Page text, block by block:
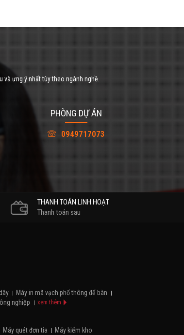
và ưng ý nhất tùy theo ngành nghề.
PHÒNG DỰ ÁN
0949717073
THANH TOÁN LINH HOẠT
Thanh toán sau
Máy in mã vạch phổ thông để bàn
nghiệp xem thêm
Máy quét đơn tia Máy kiểm kho